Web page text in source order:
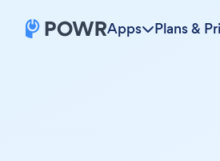
Apps Plans &